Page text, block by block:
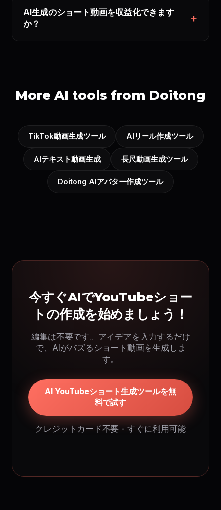
AI生成のショート動画を収益化できます
か？
More AI tools from Doitong
TikTok動画生成ツール AIリール作成ツール
AIテキスト動画生成 長尺動画生成ツール
Doitong AIアバター作成ツール
今すぐAIでYouTubeショー
トの作成を始めましょう！
編集は不要です。アイデアを入力するだけ
で、AIがバズるショート動画を生成しま
す。
AI YouTubeショート生成ツールを無
料で試す
クレジットカード不要 - すぐに利用可能